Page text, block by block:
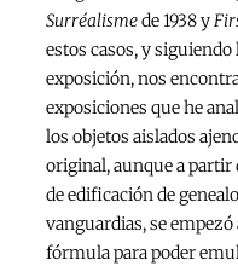
Surréalismede 1938 y
estos casos, y
exposición, nos
exposiciones que he
los objetos aislados
original, aunque a partir
de edificación de
vanguardias, se
fórmula para poder